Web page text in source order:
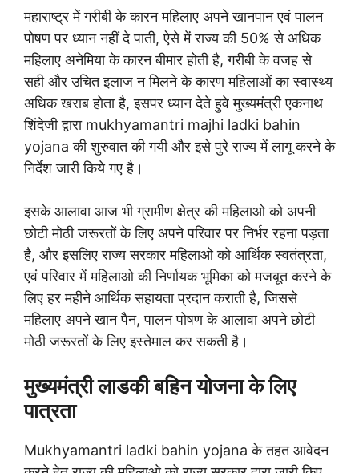
महाराष्ट्र में गरीबी के कारन महिलाए अपने खानपान एवं पालन
पोषण पर ध्यान नहीं दे पाती, ऐसे में राज्य की 50% से अधिक
महिलाए अनेमिया के कारन बीमार होती है, गरीबी के वजह से
सही और उचित इलाज न मिलने के कारण महिलाओं का स्वास्थ्य
अधिक खराब होता है, इसपर ध्यान देते हुवे मुख्यमंत्री एकनाथ
शिंदेजी द्वारा mukhyamantri majhi ladki bahin
yojana की शुरुवात की गयी और इसे पुरे राज्य में लागू करने के
निर्देश जारी किये गए है।
इसके आलावा आज भी ग्रामीण क्षेत्र की महिलाओ को अपनी
छोटी मोठी जरूरतों के लिए अपने परिवार पर निर्भर रहना पड़ता
है, और इसलिए राज्य सरकार महिलाओ को आर्थिक स्वतंत्रता,
एवं परिवार में महिलाओ की निर्णायक भूमिका को मजबूत करने के
लिए हर महीने आर्थिक सहायता प्रदान कराती है, जिससे
महिलाए अपने खान पैन, पालन पोषण के आलावा अपने छोटी
मोठी जरूरतों के लिए इस्तेमाल कर सकती है।
मुख्यमंत्री लाडकी बहिन योजना के लिए
पात्रता
Mukhyamantri ladki bahin yojana के तहत आवेदन